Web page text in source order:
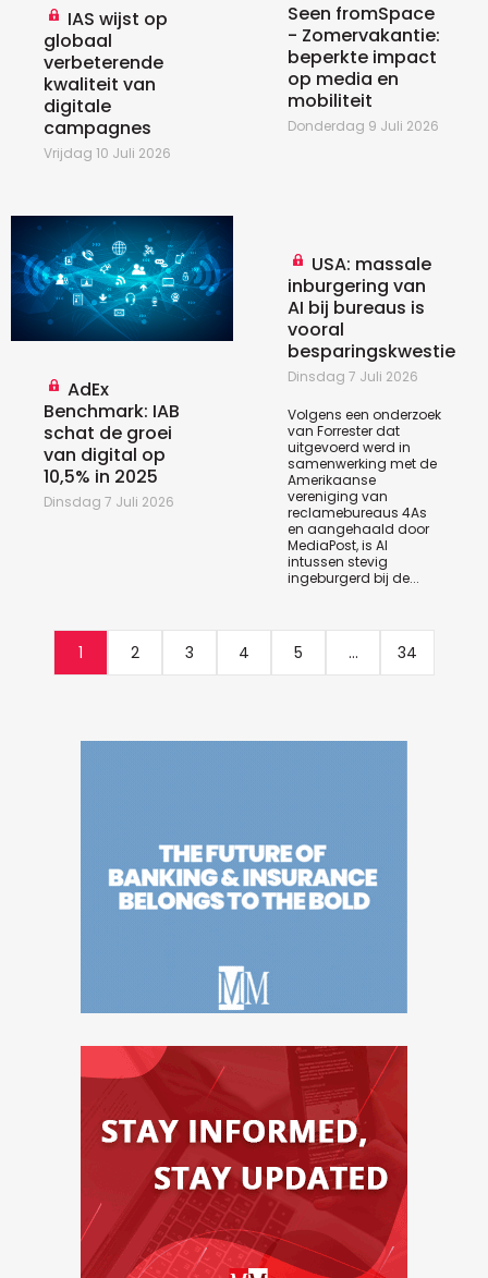
IAS wijst op
globaal
verbeterende
kwaliteit van
digitale
campagnes
Vrijdag 10 Juli 2026
Seen fromSpace
- Zomervakantie:
beperkte impact
op media en
mobiliteit
Donderdag 9 Juli 2026
AdEx
Benchmark: IAB
schat de groei
van digital op
10,5% in 2025
Dinsdag 7 Juli 2026
USA: massale
inburgering van
AI bij bureaus is
vooral
besparingskwestie
Dinsdag 7 Juli 2026
Volgens een onderzoek
van Forrester dat
uitgevoerd werd in
samenwerking met de
Amerikaanse
vereniging van
reclamebureaus 4As
en aangehaald door
MediaPost, is AI
intussen stevig
ingeburgerd bij de...
1 2 3 4 5 ... 34